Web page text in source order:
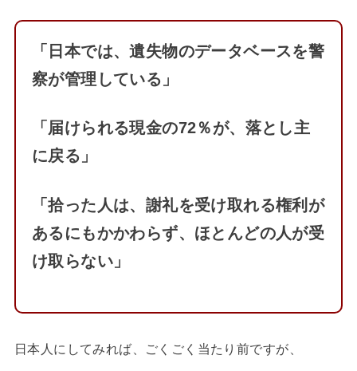
「日本では、遺失物のデータベースを警
察が管理している」
「届けられる現金の72％が、落とし主
に戻る」
「拾った人は、謝礼を受け取れる権利が
あるにもかかわらず、ほとんどの人が受
け取らない」
日本人にしてみれば、ごくごく当たり前ですが、